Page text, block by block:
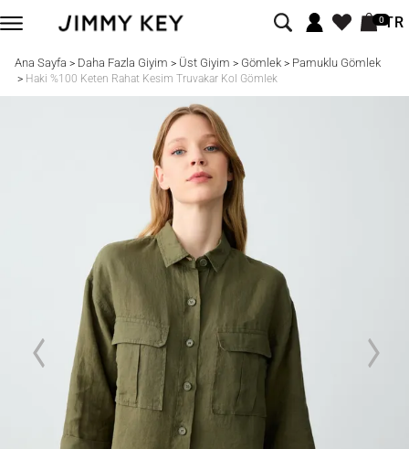
0TR
Ana Sayfa > Daha Fazla Giyim > Üst Giyim > Gömlek> Pamuklu Gömlek
> Haki %100 Keten Rahat Kesim Truvakar Kol Gömlek